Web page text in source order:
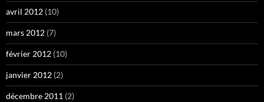
avril 2012 (10)
mars 2012 (7)
février 2012 (10)
janvier 2012 (2)
décembre 2011 (2)